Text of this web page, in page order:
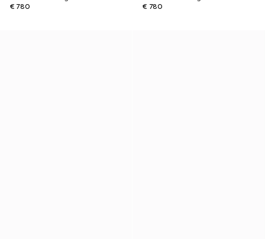
€ 780
€ 780